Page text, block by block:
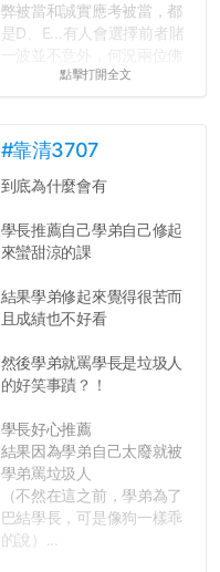
弊被當和誠實應考被當，都
是D、E...有人會選擇前者賭
一波並不意外，何況兩位佛
心教授看起來要輕輕放下
長作弊的風氣。
反正老人我明天就要搬離新
關，就當最後一天發個牢騷
吧XD，祝學弟妹們修課順利
點擊打開全文
#靠清3707
到底為什麼會有
學長推薦自己學弟自己修起
來蠻甜涼的課
結果學弟修起來覺得很苦而
且成績也不好看
然後學弟就罵學長是垃圾人
的好笑事蹟？！
學長好心推薦
結果因為學弟自己太廢就被
學弟罵垃圾人
（不然在這之前，學弟為了
巴結學長，可是像狗一樣乖
的說）...